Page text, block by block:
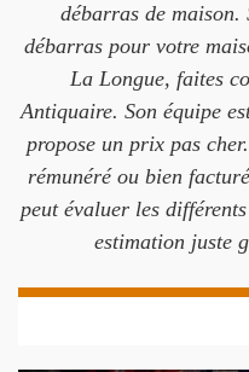
débarras de maison.
débarras pour votre
La Longue, faites
Antiquaire. Son équipe
propose un prix pas
rémunéré ou bien
peut évaluer les
estimation juste